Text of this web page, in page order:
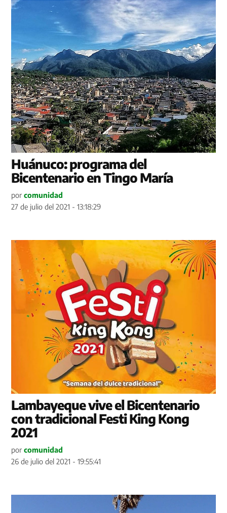
Huánuco: programa del
Bicentenario en Tingo María
por comunidad
27 de julio del 2021 - 13:18:29
Lambayeque vive el Bicentenario
con tradicional Festi King Kong
2021
por comunidad
26 de julio del 2021 - 19:55:41